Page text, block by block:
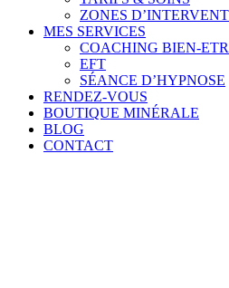
ZONES
MES SERVICES
COACHING BIEN-
EFT
SÉANCE D’HYPNOSE
RENDEZ-VOUS
BOUTIQUE MINÉRALE
BLOG
CONTACT